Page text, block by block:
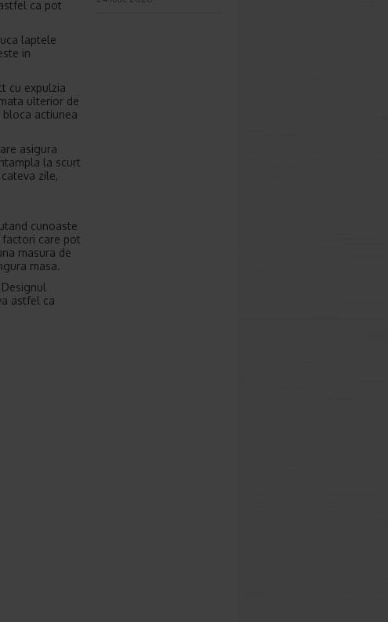
ca pot
laptele
in
cu expulzia
ulterior de
actiunea
asigura
la scurt
zile,
cunoaste
factori care pot
masura de
masa.
astfel ca